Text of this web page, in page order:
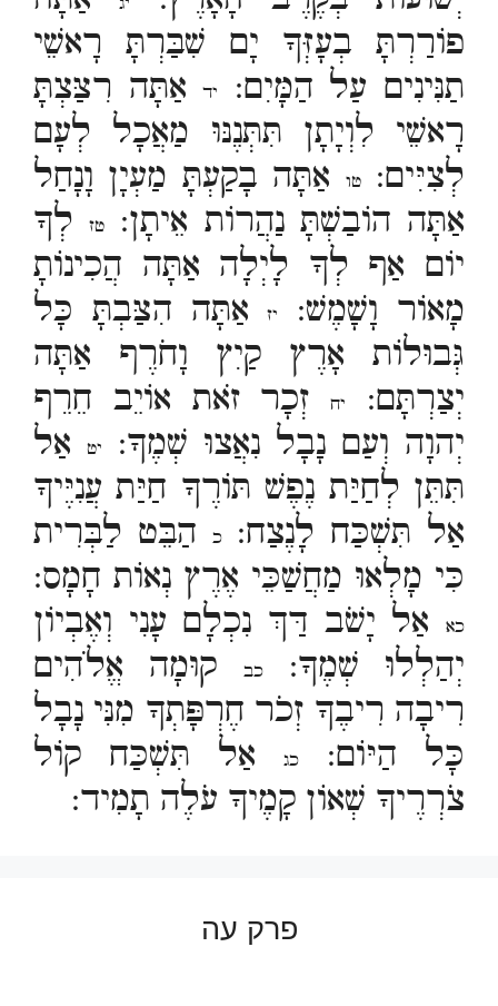
פוֹרַרְתָּ בְעָזְּךָ יָם שִׁבַּרְתָּ רָאשֵׁי
תַנִּינִים עַל הַמָּיִם:
ידאַתָּה רִצַּצְתָּ
רָאשֵׁי לִוְיָתָן תִּתְּנֶנּוּ מַאֲכָל לְעָם
לְצִיִּים:טו
אַתָּה בָקַעְתָּ מַעְיָן וָנָחַל
אַתָּה הוֹבַשְׁתָּ נַהֲרוֹת אֵיתָן:
טזלְךָ
יוֹם אַף לְךָ לָיְלָה אַתָּה הֲכִינוֹתָ
מָאוֹר וָשָׁמֶשׁ:
יזאַתָּה הִצַּבְתָּ כָּל
גְּבוּלוֹת אָרֶץ קַיִץ וָחֹרֶף אַתָּה
יְצַרְתָּם:
יחזְכָר זֹאת אוֹיֵב חֵרֵף
יְהוָה וְעַם נָבָל נִאֲצוּ שְׁמֶךָ:
יט
אַל
תִּתֵּן לְחַיַּת נֶפֶשׁ תּוֹרֶךָ חַיַּת עֲנִיֶּיךָ
אַל תִּשְׁכַּח לָנֶצַח:כ
הַבֵּט לַבְּרִית
כִּי מָלְאוּ מַחֲשַׁכֵּי אֶרֶץ נְאוֹת חָמָס:
כא
אַל יָשֹׁב דַּךְ נִכְלָם עָנִי וְאֶבְיוֹן
יְהַלְלוּ שְׁמֶךָ:כב
קוּמָה אֱלֹהִים
רִיבָה רִיבֶךָ זְכֹר חֶרְפָּתְךָ מִנִּי נָבָל
כָּל הַיּוֹם:
כג
אַל תִּשְׁכַּח קוֹל
צֹרְרֶיךָ שְׁאוֹן קָמֶיךָ עֹלֶה תָמִיד:
פרק עה